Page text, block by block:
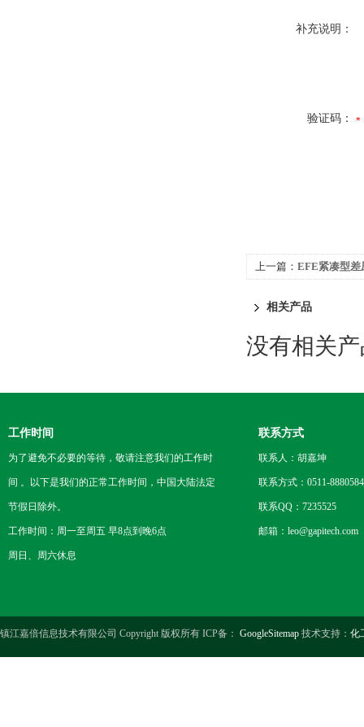
补充说明：
验证码：
上一篇： EFE紧凑型差
相关产品
没有相关
工作时间
为了避免不必要的等待，敬请注意我们的工作时
间 。以下是我们的正常工作时间，中国大陆法定
节假日除外。
工作时间：周一至周五 早8点到晚6点
周日、周六休息
联系方式
联系人：胡嘉坤
联系方式：0511-
联系QQ：7235525
邮箱：leo@gapitech.com
镇江嘉倍信息技术有限公司 Copyright 版权所有 ICP备： GoogleSitemap 技术支持： 化